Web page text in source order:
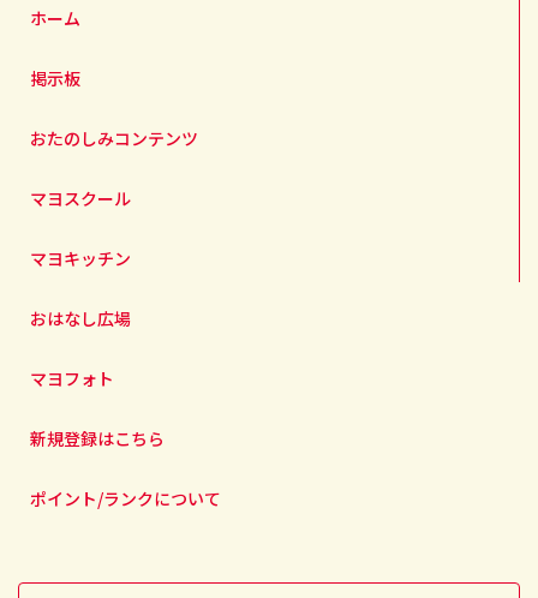
ホーム
掲示板
おたのしみコンテンツ
マヨスクール
マヨキッチン
おはなし広場
マヨフォト
新規登録はこちら
ポイント/ランクについて